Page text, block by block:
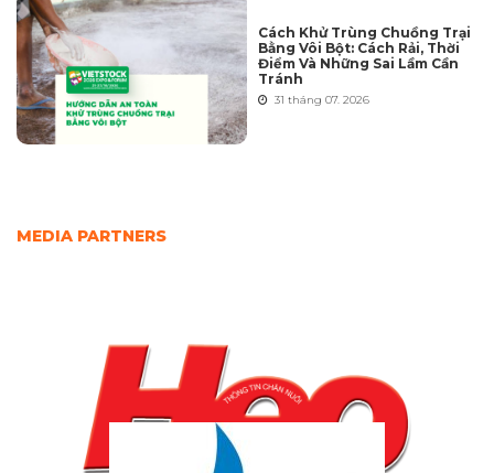
Cách Khử Trùng Chuồng Trại
Bằng Vôi Bột: Cách Rải, Thời
Điểm Và Những Sai Lầm Cần
Tránh
31 tháng 07. 2026
MEDIA PARTNERS